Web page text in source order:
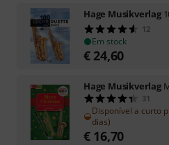
Hage Musikverlag
12
Em stock
€ 24,60
Hage Musikverlag
31
Disponível a curto
dias)
€ 16,70